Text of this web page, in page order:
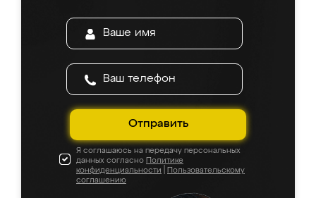
Отправить
Я соглашаюсь на передачу персональных
данных согласно Политике
конфиденциальности
Пользовательскому
соглашению